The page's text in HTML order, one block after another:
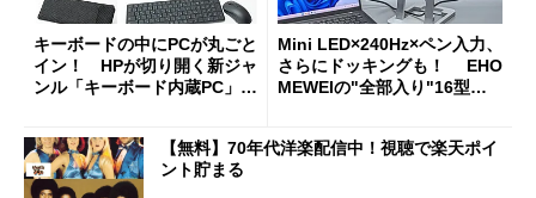
キーボードの中にPCが丸ごと
イン！ HPが切り開く新ジャ
ンル「キーボード内蔵PC」の
Mini LED×240Hz×ペン入力、
さらにドッキングも！ EHO
MEWEIの"全部入り"16型モ
【無料】70年代洋楽配信中！視聴で楽天ポイ
ント貯まる